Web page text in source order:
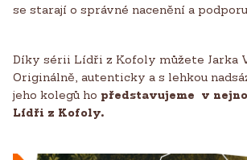
se starají o správné nacenění a
Díky sérii Lídři z Kofoly můžete Jarka
Originálně, autenticky a s lehkou
jeho kolegů ho představujeme v
Lídři z Kofoly.